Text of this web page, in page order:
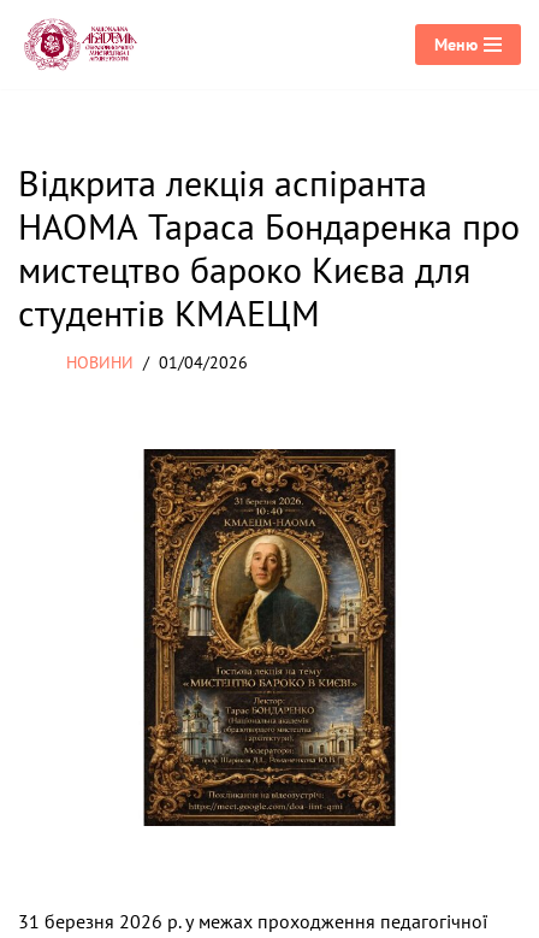
Перейти
Меню
Відкрита лекція аспіранта
НАОМА Тараса Бондаренка про
мистецтво бароко Києва для
студентів КМАЕЦМ
НОВИНИ 01/04/2026
31 березня 2026 р. у межах проходження педагогічної